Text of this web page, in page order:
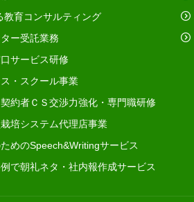
教育コンサルティング
ー受託業務
サービス研修
・スクール事業
約者ＣＳ交渉力強化・専門職研修
培システム代理店事業
めのSpeech&Writingサービス
で朝礼ネタ・社内報作成サービス